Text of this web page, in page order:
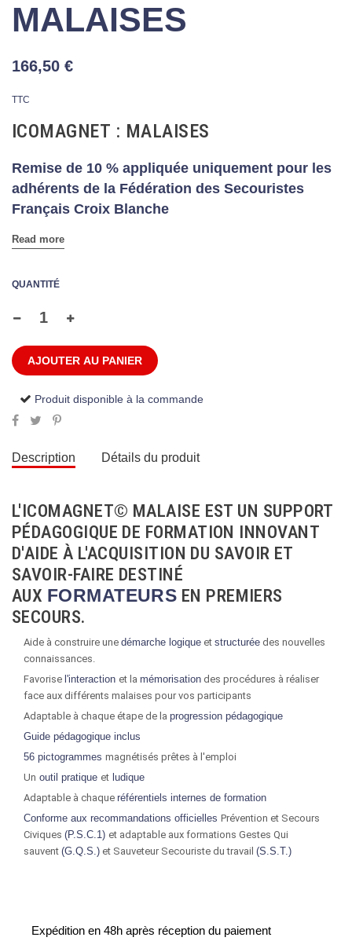
MALAISES
166,50 €
TTC
ICOMAGNET : MALAISES
Remise de 10 % appliquée uniquement pour les
adhérents de la Fédération des Secouristes
Français Croix Blanche
Read more
QUANTITÉ
AJOUTER AU PANIER
Produit disponible à la commande
Description Détails du produit
L'ICOMAGNET© MALAISE EST UN SUPPORT
PÉDAGOGIQUE DE FORMATION INNOVANT
D'AIDE À L'ACQUISITION DU SAVOIR ET
SAVOIR-FAIRE DESTINÉ
AUX FORMATEURS EN PREMIERS
SECOURS.
Aide à construire une démarche logique et structurée des nouvelles
connaissances.
Favorise l'interaction et la mémorisation des procédures à réaliser
face aux différents malaises pour vos participants
Adaptable à chaque étape de la progression pédagogique
Guide pédagogique inclus
56 pictogrammes magnétisés prêtes à l'emploi
Un outil pratique et ludique
Adaptable à chaque référentiels internes de formation
Conforme aux recommandations officielles Prévention et Secours
Civiques (P.S.C.1) et adaptable aux formations Gestes Qui
sauvent (G.Q.S.) et Sauveteur Secouriste du travail (S.S.T.)
Expédition en 48h après réception du paiement